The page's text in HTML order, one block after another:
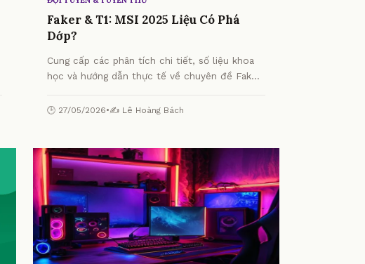
Faker & T1: MSI 2025 Liệu Có Phá
Dớp?
Cung cấp các phân tích chi tiết, số liệu khoa
học và hướng dẫn thực tế về chuyên đề Faker
gia.
🕒 27/05/2026•✍️ Lê Hoàng Bách